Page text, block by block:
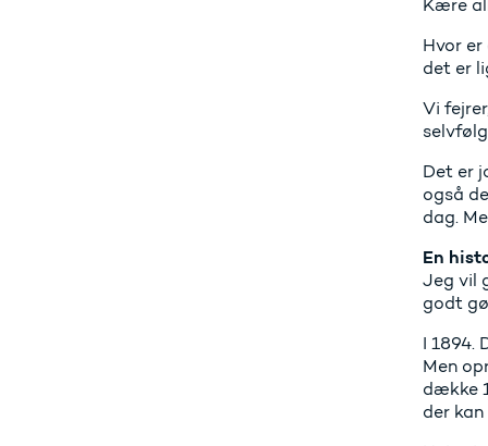
Kære
Hvor
det er
Vi
Det er
også
dag.
En
Jeg vil
godt
I 1894.
Men
dække
der